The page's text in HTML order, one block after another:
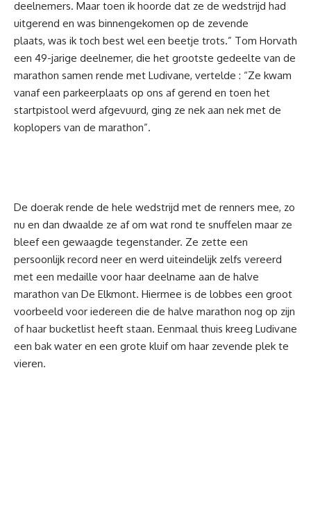
deelnemers. Maar toen ik hoorde dat ze de wedstrijd had
uitgerend en was binnengekomen op de zevende
plaats, was ik toch best wel een beetje trots.” Tom Horvath
een 49-jarige deelnemer, die het grootste gedeelte van de
marathon samen rende met Ludivane, vertelde : “Ze kwam
vanaf een parkeerplaats op ons af gerend en toen het
startpistool werd afgevuurd, ging ze nek aan nek met de
koplopers van de marathon”.
De doerak rende de hele wedstrijd met de renners mee, zo
nu en dan dwaalde ze af om wat rond te snuffelen maar ze
bleef een gewaagde tegenstander. Ze zette een
persoonlijk record neer en werd uiteindelijk zelfs vereerd
met een medaille voor haar deelname aan de halve
marathon van De Elkmont. Hiermee is de lobbes een groot
voorbeeld voor iedereen die de halve marathon nog op zijn
of haar bucketlist heeft staan. Eenmaal thuis kreeg Ludivane
een bak water en een grote kluif om haar zevende plek te
vieren.